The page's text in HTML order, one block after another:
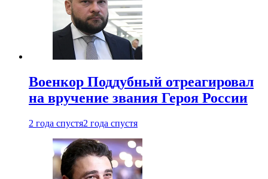
Военкор Поддубный отреагировал
на вручение звания Героя России
2 года спустя2 года спустя